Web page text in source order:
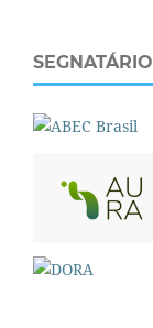
SEGNATÁRIO